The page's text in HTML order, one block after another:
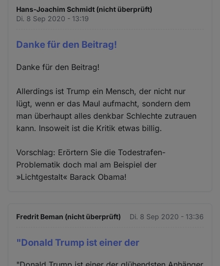
Hans-Joachim Schmidt (nicht überprüft)
Di. 8 Sep 2020 - 13:19
Danke für den Beitrag!
Danke für den Beitrag!
Allerdings ist Trump ein Mensch, der nicht nur
lügt, wenn er das Maul aufmacht, sondern dem
man überhaupt alles denkbar Schlechte zutrauen
kann. Insoweit ist die Kritik etwas billig.
Vorschlag: Erörtern Sie die Todestrafen-
Problematik doch mal am Beispiel der
»Lichtgestalt« Barack Obama!
Fredrit Beman (nicht überprüft) Di. 8 Sep 2020 - 13:36
"Donald Trump ist einer der